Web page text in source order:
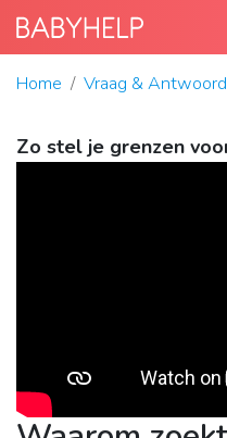
Home Vraag & Antwoord
Zo stel je grenzen